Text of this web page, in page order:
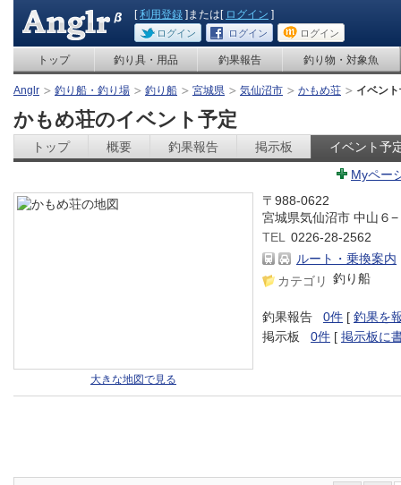
[利用登録 ]または[ ログイン ]
ログイン ログイン ログイン
トップ 釣り具・用品 釣果報告 釣り物・対象魚
Anglr 釣り船・釣り場 釣り船 宮城県 気仙沼市 かもめ荘 イベン
かもめ荘のイベント予定
トップ 概要 釣果報告 掲示板
イベント予
Myペー
大きな地図で見る
〒988-0622
宮城県気仙沼市 中山６−
TEL
0226-28-2562
ルート・乗換案内
カテゴリ 釣り船
釣果報告 0件 [ 釣果を
掲示板
0件 [ 掲示板に